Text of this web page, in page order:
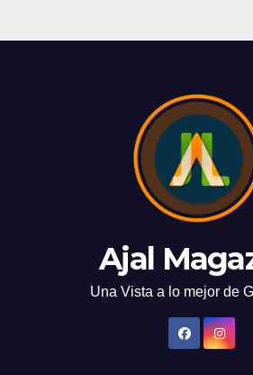
Ajal
Una Vista a lo mejor de